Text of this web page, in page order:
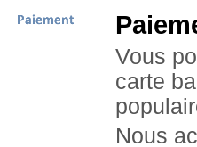
Vous
carte
Nous